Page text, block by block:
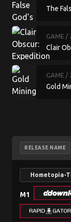
The
GAME /
Clair
GAME /
Gold
RELEASE NAME
Hometopia-
M1